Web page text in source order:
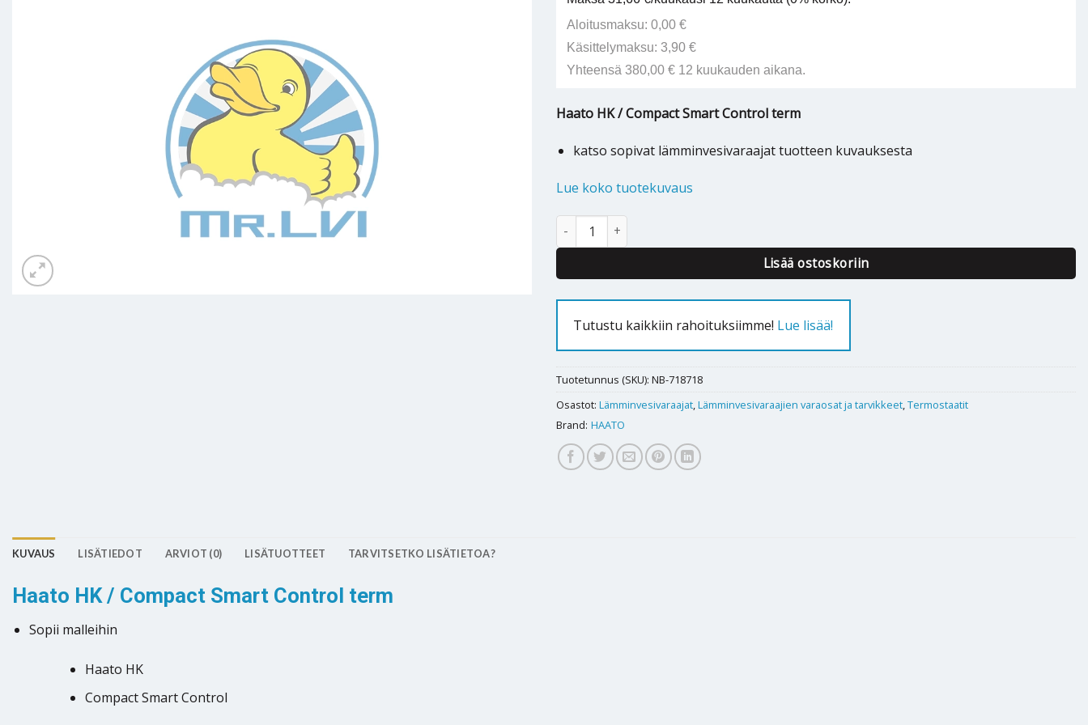
Aloitusmaksu: 0,00 €
Käsittelymaksu: 3,90 €
Yhteensä 380,00 € 12 kuukauden aikana.
Haato HK / Compact Smart Control term
katso sopivat lämminvesivaraajat tuotteen kuvauksesta
Lue koko tuotekuvaus
Haato HK / Compact Smart Control term - 718718 määrä
Lisää ostoskoriin
Tutustu kaikkiin rahoituksiimme! Lue lisää!
Tuotetunnus (SKU): NB-718718
Osastot: Lämminvesivaraajat,Lämminvesivaraajien varaosat ja tarvikkeet,Termostaatit
Brand: HAATO
KUVAUS LISÄTIEDOT ARVIOT (0) LISÄTUOTTEET TARVITSETKO LISÄTIETOA?
Haato HK / Compact Smart Control term
Sopii malleihin
Haato HK
Compact Smart Control